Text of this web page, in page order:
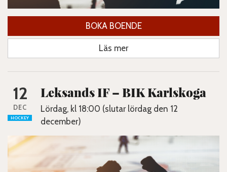
BOKA BOENDE
Läs mer
12
DEC
HOCKEY
Leksands IF – BIK Karlskoga
Lördag, kl 18:00 (slutar lördag den 12
december)